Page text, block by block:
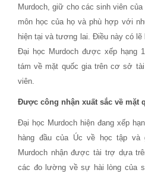
Murdoch, giữ cho các sinh viên
môn học của họ và phù hợp với
hiện tại và tương lai. Điều này có lẽ
Đại học Murdoch được xếp hạng
tám về mặt quốc gia trên cơ sở
viên.
Được công nhận xuất sắc về mặt
Đại học Murdoch hiện đang xếp
hàng đầu của Úc về học tập và
Murdoch nhận được tài trợ dựa
các đo lường về sự hài lòng của